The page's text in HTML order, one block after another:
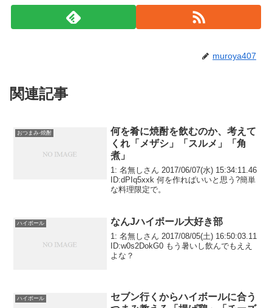
muroya407
関連記事
おつまみ-焼酎
何を肴に焼酎を飲むのか、考えて
くれ「メザシ」「スルメ」「角
煮」
1: 名無しさん 2017/06/07(水) 15:34:11.46
ID:dPIq5xxk 何を作ればいいと思う?簡単
な料理限定で。
ハイボール なんJハイボール大好き部
1: 名無しさん 2017/08/05(土) 16:50:03.11
ID:w0s2DokG0 もう暑いし飲んでもええ
よな？
ハイボール
セブン行くからハイボールに合う